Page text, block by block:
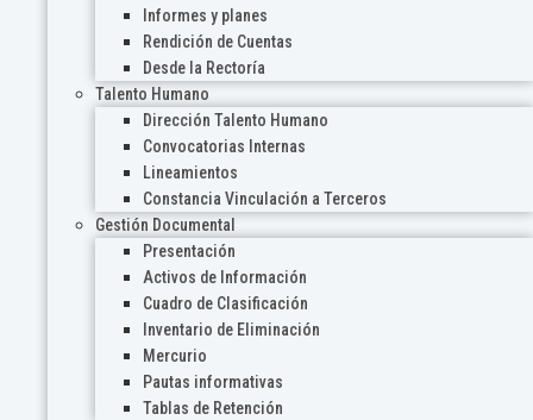
Informes y planes
Rendición de Cuentas
Desde la Rectoría
Talento Humano
Dirección Talento Humano
Convocatorias Internas
Lineamientos
Constancia Vinculación a Terceros
Gestión Documental
Presentación
Activos de Información
Cuadro de Clasificación
Inventario de Eliminación
Mercurio
Pautas informativas
Tablas de Retención